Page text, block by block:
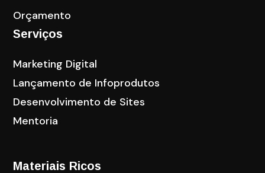
Orçamento
Serviços
Marketing Digital
Lançamento de Infoprodutos
Desenvolvimento de Sites
Mentoria
Materiais Ricos